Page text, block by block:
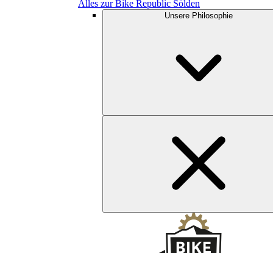
Alles zur Bike Republic Sölden
Unsere Philosophie